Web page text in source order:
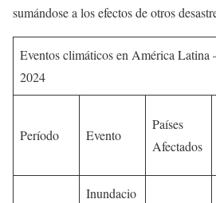
sumándose a los efectos de otros
Eventos climáticos en América Latina
2024
Período Evento
Países
Afectados
Inundacio